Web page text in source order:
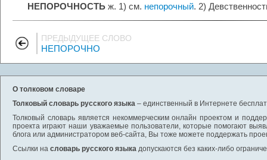
НЕПОРОЧНОСТЬ ж. 1) см. непорочный. 2)
ПРЕДЫДУЩЕЕ СЛОВО
НЕПОРОЧНО
О толковом словаре
Толковый словарь русского языка – единственный в Интернете
Толковый словарь является некоммерческим онлайн проектом и
проекта играют наши уважаемые пользователи, которые помогают
блога или администратором веб-сайта, Вы тоже можете поддержать
Ссылки на словарь русского языка допускаются без каких-либо